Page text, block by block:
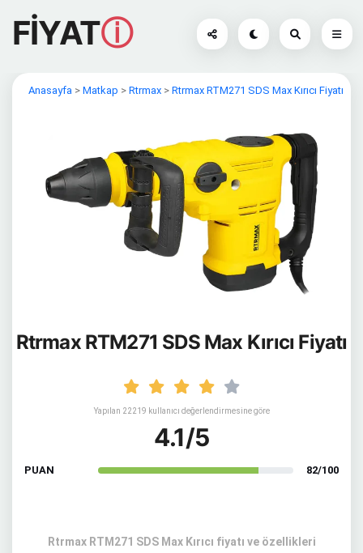
FİYATⓘ
Anasayfa > Matkap > Rtrmax > Rtrmax RTM271 SDS Max Kırıcı Fiyatı
Rtrmax RTM271 SDS Max Kırıcı Fiyatı
Yapılan 22219 kullanıcı değerlendirmesine göre
4.1/5
PUAN 82/100
Rtrmax RTM271 SDS Max Kırıcı fiyatı ve özellikleri